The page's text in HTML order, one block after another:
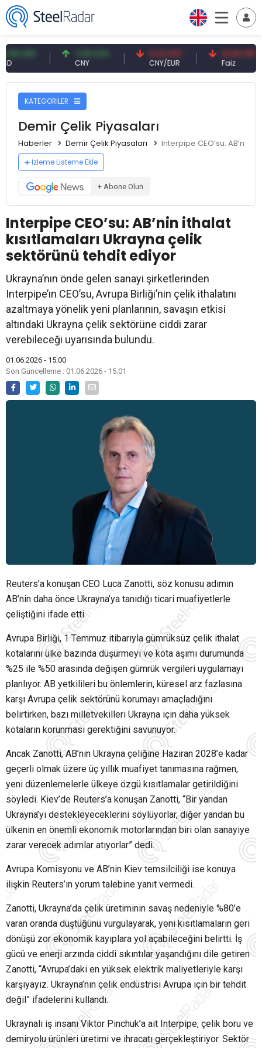
7,09 CNY
CNY
0,13 CNY
CNY/EUR
41,53 TRY
Faiz
KATEGORİLER
Demir Çelik Piyasaları
Haberler Demir Çelik Piyasaları Interpipe CEO’su: AB’nin
İzleme Listeme Ekle
+ Abone Olun
Interpipe CEO’su: AB’nin ithalat
kısıtlamaları Ukrayna çelik
sektörünü tehdit ediyor
Ukrayna’nın önde gelen sanayi şirketlerinden
Interpipe’ın CEO’su, Avrupa Birliği’nin çelik ithalatını
azaltmaya yönelik yeni planlarının, savaşın etkisi
altındaki Ukrayna çelik sektörüne ciddi zarar
verebileceği uyarısında bulundu.
01.06.2026 - 15:00
Son Güncelleme : 01.06.2026 - 15:01
Reuters’a konuşan CEO Luca Zanotti, söz konusu adımın
AB’nin daha önce Ukrayna’ya tanıdığı ticari muafiyetlerle
çeliştiğini ifade etti.
Avrupa Birliği, 1 Temmuz itibarıyla gümrüksüz çelik ithalat
kotalarını ülke bazında düşürmeyi ve kota aşımı durumunda
%25 ile %50 arasında değişen gümrük vergileri uygulamayı
planlıyor. AB yetkilileri bu önlemlerin, küresel arz fazlasına
karşı Avrupa çelik sektörünü korumayı amaçladığını
belirtirken, bazı milletvekilleri Ukrayna için daha yüksek
kotaların korunması gerektiğini savunuyor.
Ancak Zanotti, AB’nin Ukrayna çeliğine Haziran 2028’e kadar
geçerli olmak üzere üç yıllık muafiyet tanımasına rağmen,
yeni düzenlemelerle ülkeye özgü kısıtlamalar getirildiğini
söyledi. Kiev’de Reuters’a konuşan Zanotti, “Bir yandan
Ukrayna’yı destekleyeceklerini söylüyorlar, diğer yandan bu
ülkenin en önemli ekonomik motorlarından biri olan sanayiye
zarar verecek adımlar atıyorlar” dedi.
Avrupa Komisyonu ve AB’nin Kiev temsilciliği ise konuya
ilişkin Reuters’ın yorum talebine yanıt vermedi.
Zanotti, Ukrayna’da çelik üretiminin savaş nedeniyle %80’e
varan oranda düştüğünü vurgulayarak, yeni kısıtlamaların geri
dönüşü zor ekonomik kayıplara yol açabileceğini belirtti. İş
gücü ve enerji arzında ciddi sıkıntılar yaşandığını dile getiren
Zanotti, “Avrupa’daki en yüksek elektrik maliyetleriyle karşı
karşıyayız. Ukrayna’nın çelik endüstrisi Avrupa için bir tehdit
değil” ifadelerini kullandı.
Ukraynalı iş insanı Viktor Pinchuk’a ait Interpipe, çelik boru ve
demiryolu ürünleri üretimi ve ihracatı gerçekleştiriyor. Sektör